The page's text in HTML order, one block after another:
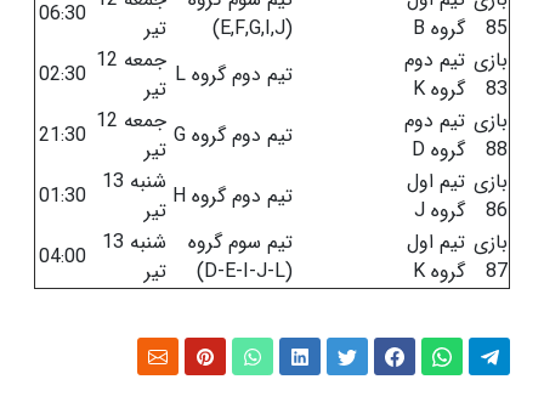
85
گروه B
(E,F,G,I,J)
تیر
06:30
بازی
83
تیم دوم
گروه K
تیم دوم گروه L
جمعه 12
تیر
02:30
بازی
88
تیم دوم
گروه D
تیم دوم گروه G
جمعه 12
تیر
21:30
بازی
86
تیم اول
گروه J
تیم دوم گروه H
شنبه 13
تیر
01:30
بازی
87
تیم اول
گروه K
تیم سوم گروه
(D-E-I-J-L)
شنبه 13
تیر
04:00